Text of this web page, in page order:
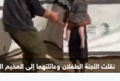
نقلت اللجنة الطفلان وعائلتهما إلى